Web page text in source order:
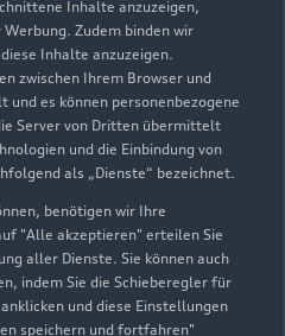
Inhalte anzuzeigen,
Zudem binden wir
Inhalte anzuzeigen.
zwischen Ihrem Browser und
es können personenbezogene
Server von Dritten übermittelt
und die Einbindung von
als „Dienste“ bezeichnet.
benötigen wir Ihre
"Alle akzeptieren" erteilen Sie
aller Dienste. Sie können auch
indem Sie die Schieberegler für
und diese Einstellungen
speichern und fortfahren"